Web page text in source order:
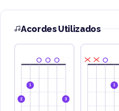
Acordes Utilizados
2
1
3
1